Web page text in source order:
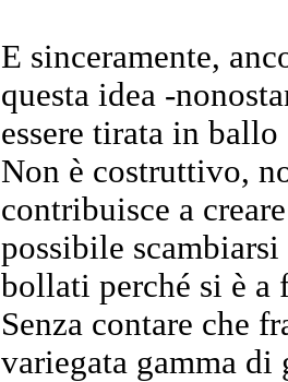
E sinceramente,
questa idea -
essere tirata in
Non è costruttivo,
contribuisce a
possibile
bollati perché si è a
Senza contare che
variegata gamma